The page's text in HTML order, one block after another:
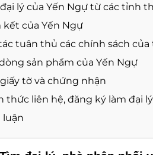
đại lý của Yến Ngự từ các tỉnh
kết của Yến Ngự
tuân thủ các chính sách
dòng sản phẩm của Yến Ngự
giấy tờ và chứng nhận
thức liên hệ, đăng ký làm đại
luận